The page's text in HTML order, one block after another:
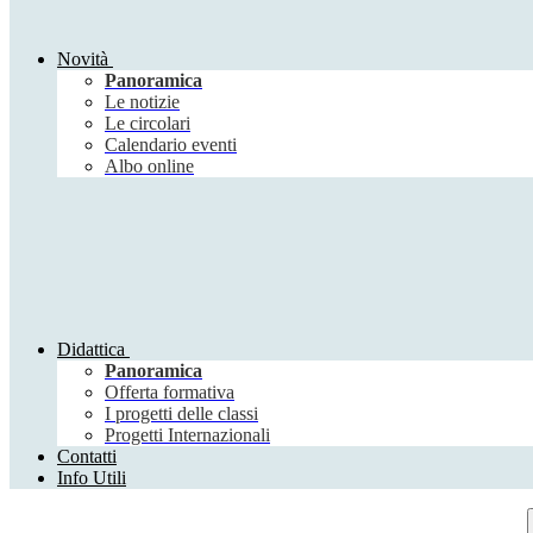
Novità
Panoramica
Le notizie
Le circolari
Calendario eventi
Albo online
Didattica
Panoramica
Offerta formativa
I progetti delle classi
Progetti Internazionali
Contatti
Info Utili